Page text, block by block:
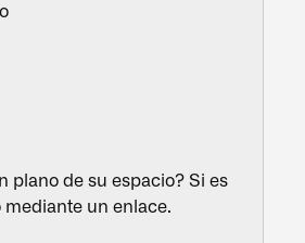
plano de su espacio? Si es
mediante un enlace.